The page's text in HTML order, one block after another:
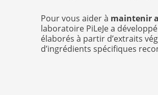
Pour vous aider à maintenir
laboratoire PiLeJe a
élaborés à partir d’extraits
d’ingrédients spécifiques